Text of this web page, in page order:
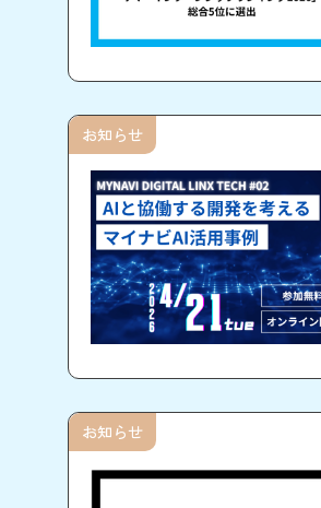
お知らせ
お知らせ